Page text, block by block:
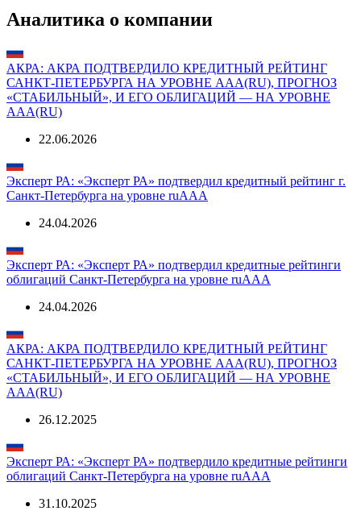
Аналитика о компании
АКРА: АКРА ПОДТВЕРДИЛО КРЕДИТНЫЙ РЕЙТИНГ
САНКТ-ПЕТЕРБУРГА НА УРОВНЕ AAА(RU), ПРОГНОЗ
«СТАБИЛЬНЫЙ», И ЕГО ОБЛИГАЦИЙ — НА УРОВНЕ
AAА(RU)
22.06.2026
Эксперт РА: «Эксперт РА» подтвердил кредитный рейтинг г.
Санкт-Петербурга на уровне ruАAA
24.04.2026
Эксперт РА: «Эксперт РА» подтвердил кредитные рейтинги
облигаций Санкт-Петербурга на уровне ruAAA
24.04.2026
АКРА: АКРА ПОДТВЕРДИЛО КРЕДИТНЫЙ РЕЙТИНГ
САНКТ-ПЕТЕРБУРГА НА УРОВНЕ AAА(RU), ПРОГНОЗ
«СТАБИЛЬНЫЙ», И ЕГО ОБЛИГАЦИЙ — НА УРОВНЕ
AAА(RU)
26.12.2025
Эксперт РА: «Эксперт РА» подтвердило кредитные рейтинги
облигаций Санкт-Петербурга на уровне ruAAA
31.10.2025